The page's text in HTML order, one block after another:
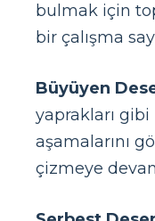
bulmak için
bir çalışma
Büyüyen
yaprakları
aşamalarını
çizmeye